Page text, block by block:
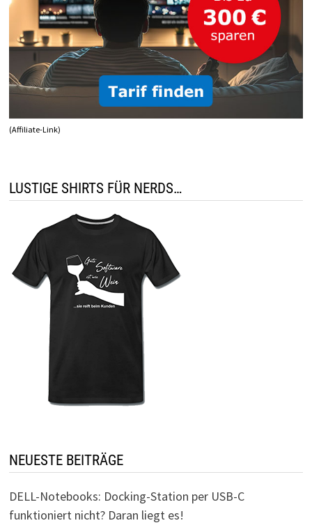
(Affiliate-Link)
LUSTIGE SHIRTS FÜR NERDS…
NEUESTE BEITRÄGE
DELL-Notebooks: Docking-Station per USB-C
funktioniert nicht? Daran liegt es!